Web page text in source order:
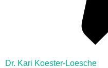
Dr. Kari Koester-Loesche